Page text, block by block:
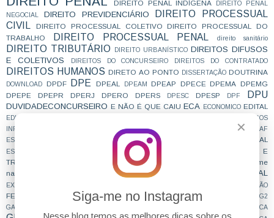
✕
Siga-me no Instagram
Nesse blog temos as melhores dicas sobre os
DIREITO PENAL INDÍGENA
DIREITO PENAL
NEGOCIAL
DIREITO PREVIDENCIÁRIO
DIREITO PROCESSUAL
CIVIL
DIREITO PROCESSUAL COLETIVO
DIREITO PROCESSUAL DO
TRABALHO
DIREITO PROCESSUAL PENAL direito sanitário
DIREITO TRIBUTÁRIO DIREITO URBANÍSTICO DIREITOS DIFUSOS
E COLETIVOS
DIREITOS DO CONCURSEIRO DIREITOS DO CONTRATADO
DIREITOS HUMANOS DIRETO AO PONTO DISSERTAÇÃO DOUTRINA
DOWNLOAD DPDF DPE DPEAL DPEAM DPEAP DPECE DPEMA DPEMG
DPEPE
DPEPR DPERJ DPERO DPERS DPESC DPESP DPF DPU
DUVIDADECONCURSEIRO E NÃO É QUE CAIU ECA ECONOMICO EDITAL
EDITORES
EMBARGOS
INFRINGENTES
ENQUETE ENUNCIADOS DAS CÂMARAS
ESAF
ESCRAVIDÃO CONTEMPORÂNEA
ESCREVENTE ESCRIVÃO DE POLÍCIA ESSENCIAL
ESTÁGIO ESTRATÉGIA ESTUDA QUE PASSA
ESTUDAR E
TRABALHAR
ESTUDO CONCILIADO ESTUDO DE CASO
exame
nacional da magistratura
EXECUÇÃO FISCAL EXECUÇÃO PENAL
EXERCÍCIOS FEMINIZAÇÃO
FERIADO FICA FILOSOFIA FOCO FORO POR PRERROGATIVA
G2
GABARITANDO
GRAMÁTICA